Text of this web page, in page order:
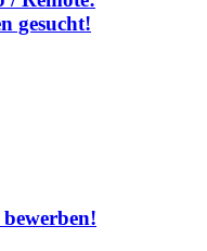
gesucht!